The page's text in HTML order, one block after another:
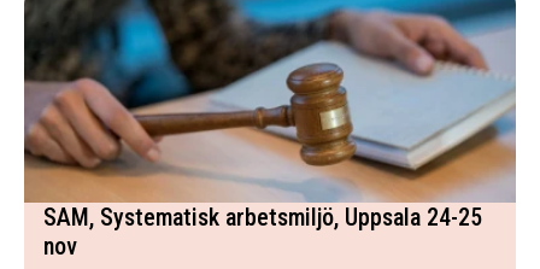
SAM, Systematisk arbetsmiljö, Uppsala 24-25
nov